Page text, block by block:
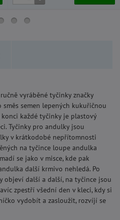
vyráběné tyčinky značky
směs semen lepených kukuřičnou
každé tyčinky je plastový
Tyčinky pro andulky jsou
v krátkodobé nepřítomnosti
na tyčince loupe andulka
se jako v misce, kde pak
další krmivo nehledá. Po
další a další, na tyčince jsou
zpestří všední den v kleci, kdy si
vydobít a zasloužit, rozvíjí se